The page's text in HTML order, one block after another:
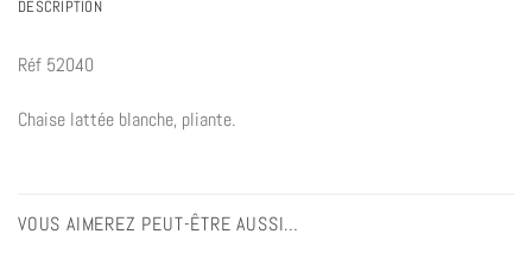
DESCRIPTION
Réf 52040
Chaise lattée blanche, pliante.
VOUS AIMEREZ PEUT-ÊTRE AUSSI…